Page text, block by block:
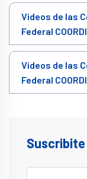
Videos de las
Federal
Videos de las
Federal